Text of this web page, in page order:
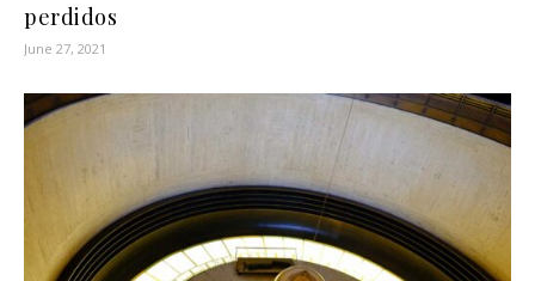
perdidos
June 27, 2021